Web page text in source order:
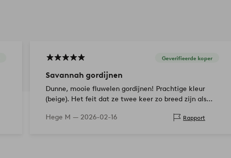
Geverifieerde koper
Savannah gordijnen
Dunne, mooie fluwelen gordijnen! Prachtige kleur
(beige). Het feit dat ze twee keer zo breed zijn als
voor grote ramen.
Hege M — 2026-02-16 Rapport